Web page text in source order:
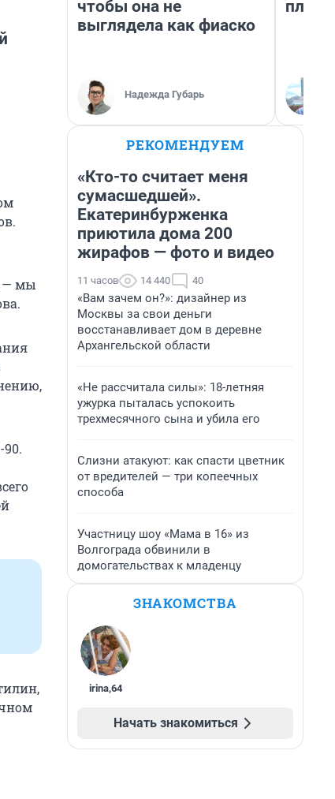
— мы
чтобы она не
выглядела как фиаско
Надежда Губарь
РЕКОМЕНДУЕМ
«Кто-то считает меня
сумасшедшей».
Екатеринбурженка
приютила дома 200
жирафов — фото и видео
11 часов 14 440 40
«Вам зачем он?»: дизайнер из
Москвы за свои деньги
восстанавливает дом в деревне
Архангельской области
«Не рассчитала силы»: 18-летняя
ужурка пыталась успокоить
трехмесячного сына и убила его
Слизни атакуют: как спасти цветник
от вредителей — три копеечных
способа
Участницу шоу «Мама в 16» из
Волгограда обвинили в
домогательствах к младенцу
ЗНАКОМСТВА
irina,64
Начать знакомиться